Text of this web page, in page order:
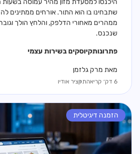
שתבחינו בו הוא התור. אורחים ממתינים
ממהרים מאחורי הדלפק, והלחץ הולך
שנכנס.
פתרונותקיוסקים בשירות עצמי
מאת מרק גלזמן
6 דק׳ קריאה תקציר אודיו
הזמנה דיגיטלית